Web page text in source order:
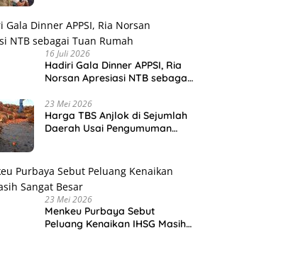
16 Juli 2026
Hadiri Gala Dinner APPSI, Ria
Norsan Apresiasi NTB sebagai
23 Mei 2026
Harga TBS Anjlok di Sejumlah
Daerah Usai Pengumuman
23 Mei 2026
Menkeu Purbaya Sebut
Peluang Kenaikan IHSG Masih